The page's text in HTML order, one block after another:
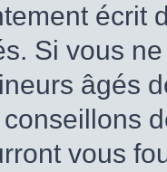
écrit
Si vous
âgés
vous